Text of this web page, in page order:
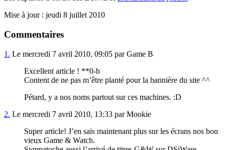
Mise à jour : jeudi 8 juillet 2010
Commentaires
1. Le mercredi 7 avril 2010, 09:05 par Game B
Excellent article ! **0-b
Content de ne pas m’être planté pour la bannière du site ^^
Pétard, y a nos noms partout sur ces machines. :D
2. Le mercredi 7 avril 2010, 13:33 par Mookie
Super article! J’en sais maintenant plus sur les écrans nos bon
vieux Game & Watch.